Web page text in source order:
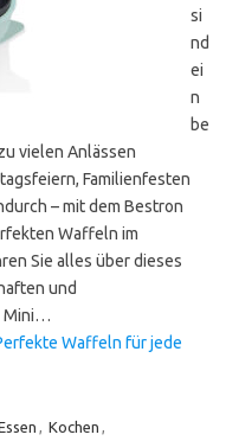
si
nd
ei
n
be
vielen Anlässen
Familienfesten
– mit dem Bestron
Waffeln im
Sie alles über dieses
und
Mini…
Waffeln für jede
, Kochen ,